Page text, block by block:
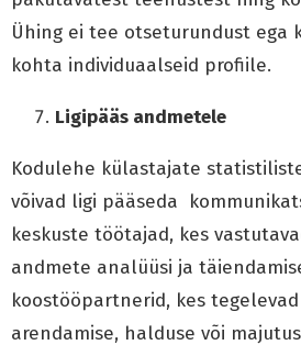
Ühing ei tee otseturundust ega
kohta individuaalseid profiile.
Ligipääs andmetele
Kodulehe külastajate
võivad ligi pääseda
keskuste töötajad, kes
andmete analüüsi ja
koostööpartnerid, kes
arendamise, halduse või